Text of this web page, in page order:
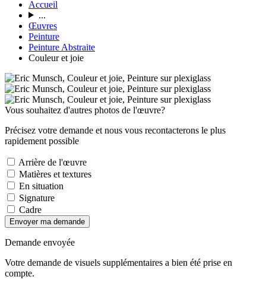
Accueil
...
Œuvres
Peinture
Peinture Abstraite
Couleur et joie
Vous souhaitez d'autres photos de l'œuvre?
Précisez votre demande et nous vous recontacterons le plus
rapidement possible
Arrière de l'œuvre
Matières et textures
En situation
Signature
Cadre
Envoyer ma demande
Demande envoyée
Votre demande de visuels supplémentaires a bien été prise en
compte.